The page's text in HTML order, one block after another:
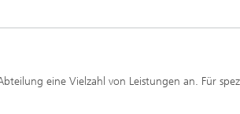
eine Vielzahl von Leistungen an. Für